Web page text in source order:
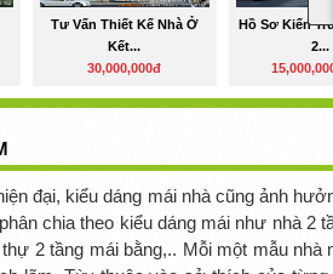
Tư Vấn Thiết Kế Nhà Ở
Kết...
30,000,000đ
Hồ Sơ Kiến
2...
đại, kiểu dáng mái nhà cũng ảnh
chia theo kiểu dáng mái như nhà 2
2 tầng mái bằng,.. Mỗi một mẫu